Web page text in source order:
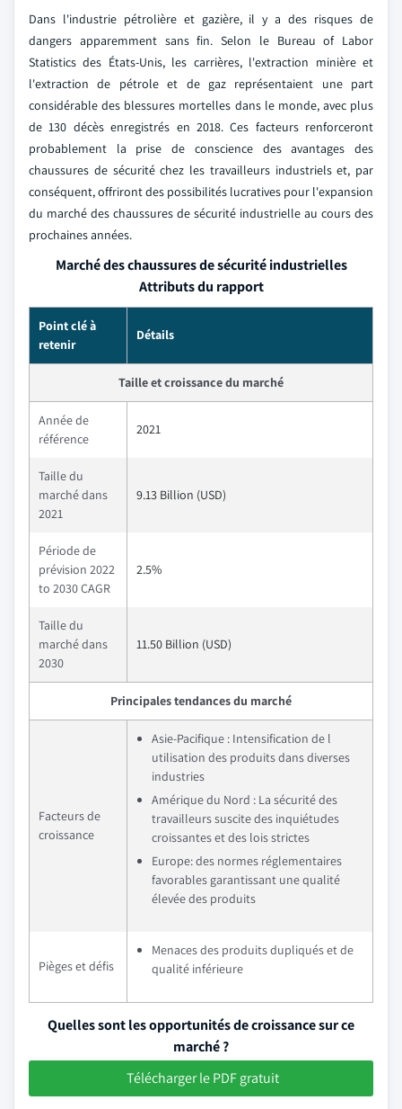
Dans l'industrie pétrolière et gazière, il y a des risques de
dangers apparemment sans fin. Selon le Bureau of Labor
Statistics des États-Unis, les carrières, l'extraction minière et
l'extraction de pétrole et de gaz représentaient une part
considérable des blessures mortelles dans le monde, avec plus
de 130 décès enregistrés en 2018. Ces facteurs renforceront
probablement la prise de conscience des avantages des
chaussures de sécurité chez les travailleurs industriels et, par
conséquent, offriront des possibilités lucratives pour l'expansion
du marché des chaussures de sécurité industrielle au cours des
prochaines années.
Marché des chaussures de sécurité industrielles
Attributs du rapport
Point clé à
retenir
Détails
Taille et croissance du marché
Année de
référence
2021
Taille du
marché dans
2021
9.13 Billion (USD)
Période de
prévision 2022
to 2030 CAGR
2.5%
Taille du
marché dans
2030
11.50 Billion (USD)
Principales tendances du marché
Facteurs de
croissance
Asie-Pacifique : Intensification de l
utilisation des produits dans diverses
industries
Amérique du Nord : La sécurité des
travailleurs suscite des inquiétudes
croissantes et des lois strictes
Europe: des normes réglementaires
favorables garantissant une qualité
élevée des produits
Pièges et défis
Menaces des produits dupliqués et de
qualité inférieure
Quelles sont les opportunités de croissance sur ce
marché ?
Télécharger le PDF gratuit